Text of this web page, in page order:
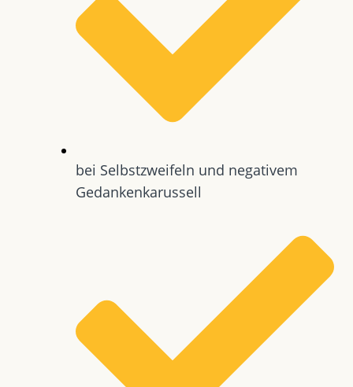
bei Selbstzweifeln und negativem
Gedankenkarussell